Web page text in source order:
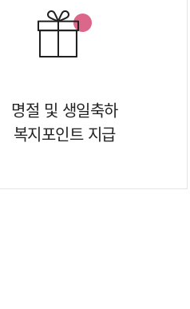
명절 및 생일축하
복지포인트 지급